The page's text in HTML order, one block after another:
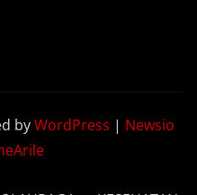
byWordPress | Newsio